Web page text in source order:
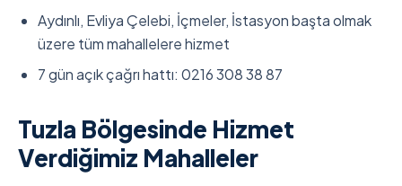
Aydınlı, Evliya Çelebi, İçmeler, İstasyon başta olmak
üzere tüm mahallelere hizmet
7 gün açık çağrı hattı: 0216 308 38 87
Tuzla Bölgesinde Hizmet
Verdiğimiz Mahalleler